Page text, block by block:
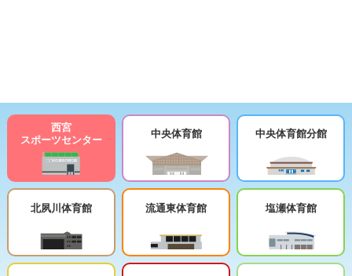
西宮
スポーツセンター
中央体育館 中央体育館分館
北夙川体育館 流通東体育館 塩瀬体育館